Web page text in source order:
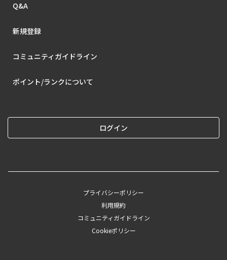
Q&A
新規登録
コミュニティガイドライン
ポイント/ランクについて
ログイン
プライバシーポリシー
利用規約
コミュニティガイドライン
Cookieポリシー